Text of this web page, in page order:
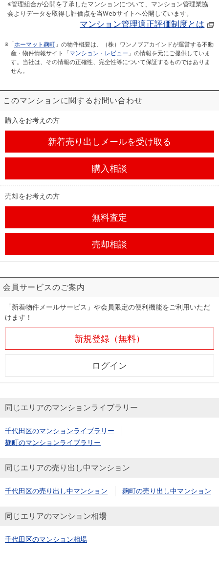
※管理組合が公開を了承したマンションについて、マンション管理業協
会よりデータを取得し評価点を当Webサイトへ公開しています。
マンション管理適正評価制度とは
※「 ホーマット麹町 」の物件概要は、（株）ワンノブアカインドが運営する不動
産・物件情報サイト「 マンション・レビュー 」の情報を元にご提供していま
す。当社は、その情報の正確性、完全性等について保証するものではありま
せん。
このマンションに関するお問い合わせ
購入をお考えの方
新着売り出しメールを受け取る
購入相談
売却をお考えの方
無料査定
売却相談
会員サービスのご案内
「新着物件メールサービス」や会員限定の便利機能をご利用いただ
けます！
新規登録（無料）
ログイン
同じエリアのマンションライブラリー
千代田区のマンションライブラリー
麹町のマンションライブラリー
同じエリアの売り出し中マンション
千代田区の売り出し中マンション 麹町の売り出し中マンション
同じエリアのマンション相場
千代田区のマンション相場